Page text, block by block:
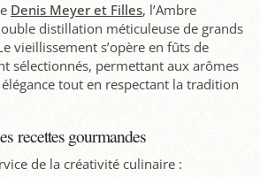
Denis Meyer et Filles, l’Ambre
distillation méticuleuse de grands
vieillissement s’opère en fûts de
sélectionnés, permettant aux arômes
élégance tout en respectant la tradition
recettes gourmandes
de la créativité culinaire :